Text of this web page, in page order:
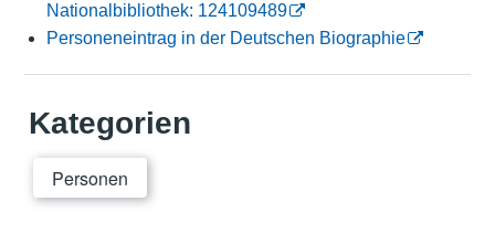
Nationalbibliothek: 124109489
Personeneintrag in der Deutschen Biographie
Kategorien
Personen